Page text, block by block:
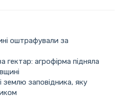
оштрафували за
гектар: агрофірма підняла
землю заповідника, яку